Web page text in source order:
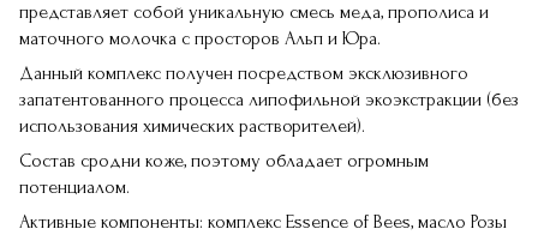
представляет собой уникальную смесь меда, прополиса и
маточного молочка с просторов Альп и Юра.
Данный комплекс получен посредством эксклюзивного
запатентованного процесса липофильной экоэкстракции (без
использования химических растворителей).
Состав сродни коже, поэтому обладает огромным
потенциалом.
Активные компоненты: комплекс Essence of Bees, масло Розы